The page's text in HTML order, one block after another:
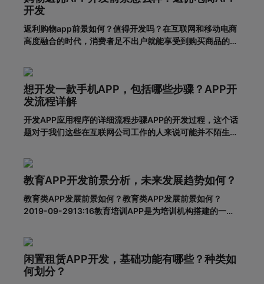
开发
返利购物app前景如何？值得开发吗？在互联网和移动电商
高度融合的时代，消费者足不出户就能享受到购买商品的便
用户，许多企业和商家开始致力于返利购物app的建设。返
利购物app有什么优势？一、在网络上购买商品有哪些利
弊?对于消费者的
想开发一款手机APP，包括哪些步骤？APP开
发流程详解
开发APP应用程序的详细流程步骤APP的开发过程，这个话
题对于我们这些在互联网公司工作的人来说可能并不陌生，
了。其实，APP开发的流程并不复杂，接下来就带大家一起
看一下一套完整的APP开发流程包含哪些步骤。一、基本功
能需求阶段0
教育APP开发前景分析，未来发展趋势如何？
教育类APP发展前景如何？教育类APP发展前景如何？
2019-09-2913:16教育培训APP是为培训机构搭建的一个
的来了吗？据调查，截至2018年6月，我国网民规模达8.02
亿，普及率57.7%。其中，手机网民规模已达7.8
闲置租赁APP开发，基础功能有哪些？种类如
何划分？